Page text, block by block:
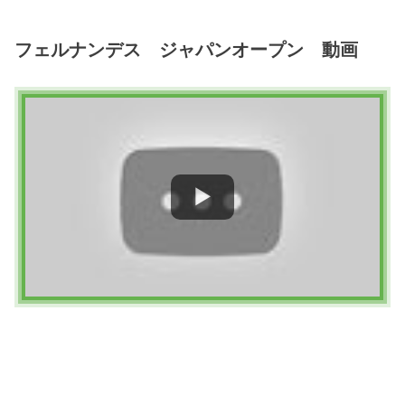
フェルナンデス ジャパンオープン 動画